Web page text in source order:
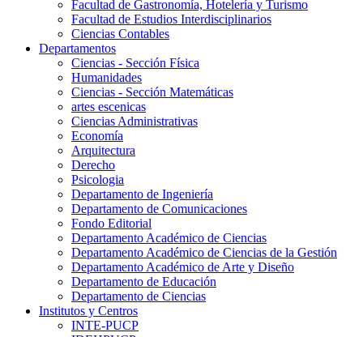
Facultad de Gastronomía, Hotelería y Turismo
Facultad de Estudios Interdisciplinarios
Ciencias Contables
Departamentos
Ciencias - Sección Física
Humanidades
Ciencias - Sección Matemáticas
artes escenicas
Ciencias Administrativas
Economía
Arquitectura
Derecho
Psicologia
Departamento de Ingeniería
Departamento de Comunicaciones
Fondo Editorial
Departamento Académico de Ciencias
Departamento Académico de Ciencias de la Gestión
Departamento Académico de Arte y Diseño
Departamento de Educación
Departamento de Ciencias
Institutos y Centros
INTE-PUCP